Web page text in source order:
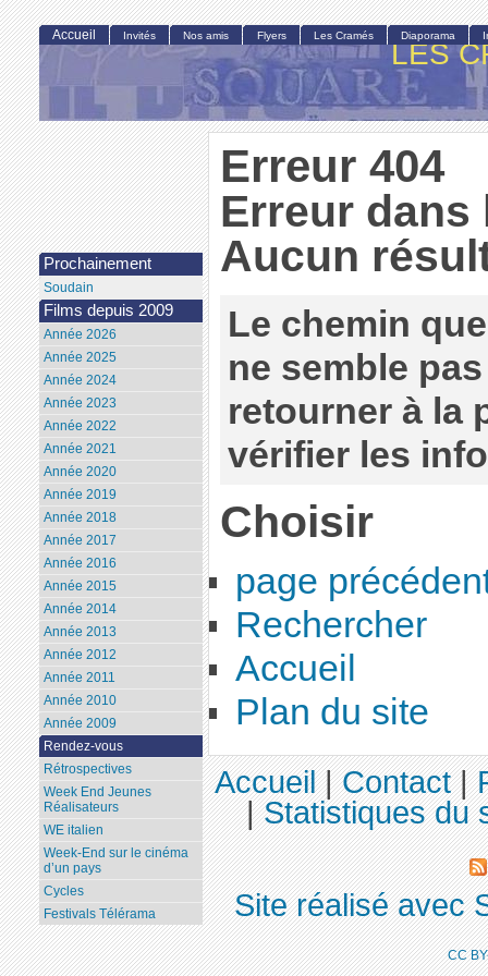
LES
Erreur 404
Erreur dans
Aucun
Le chemin
ne semble
retourner à la
vérifier les
Choisir
page
Rechercher
Accueil
Plan du site
Accueil Invités Nos amis Flyers Les Cramés Diaporama
Prochainement
Soudain
Films depuis 2009
Année 2026
Année 2025
Année 2024
Année 2023
Année 2022
Année 2021
Année 2020
Année 2019
Année 2018
Année 2017
Année 2016
Année 2015
Année 2014
Année 2013
Année 2012
Année 2011
Année 2010
Année 2009
Rendez-vous
Rétrospectives
Week End Jeunes
Réalisateurs
WE italien
Week-End sur le cinéma
d’un pays
Cycles
Festivals Télérama
Accueil|Contact|
|Statistiques du
Site réalisé avec
CC